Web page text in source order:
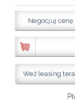
Negocjuj cenę
Weź leasing